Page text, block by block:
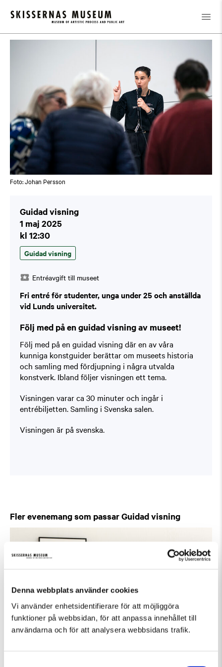
Denna webbplats använder cookies
Vi använder enhetsidentifierare för att möjliggöra
funktioner på webbsidan, för att anpassa innehållet till
användarna och för att analysera webbsidans trafik.
Kalender / Guidad visning
Foto: Johan Persson
Guidad visning
1 maj 2025
kl 12:30
Guidad visning
Entréavgift till museet
Fri entré för studenter, unga under 25 och anställda
vid Lunds universitet.
Följ med på en guidad visning av museet!
Följ med på en guidad visning där en av våra
kunniga konstguider berättar om museets historia
och samling med fördjupning i några utvalda
konstverk. Ibland följer visningen ett tema.
Visningen varar ca 30 minuter och ingår i
entrébiljetten. Samling i Svenska salen.
Visningen är på svenska.
Fler evenemang som passar Guidad visning